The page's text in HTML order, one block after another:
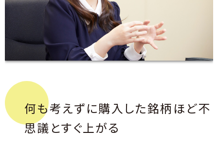
何も考えずに購入した銘柄ほど不
思議とすぐ上がる